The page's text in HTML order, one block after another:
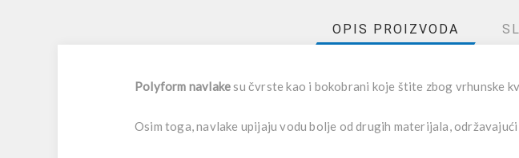
OPIS PROIZVODA
Polyform navlakesu čvrste kao i bokobrani koje štite zbog vrhunske
Osim toga, navlake upijaju vodu bolje od drugih materijala,